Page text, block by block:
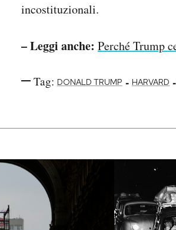
incostituzionali.
– Leggi anche: Perché Trump
Tag: DONALD TRUMP - HARVARD -